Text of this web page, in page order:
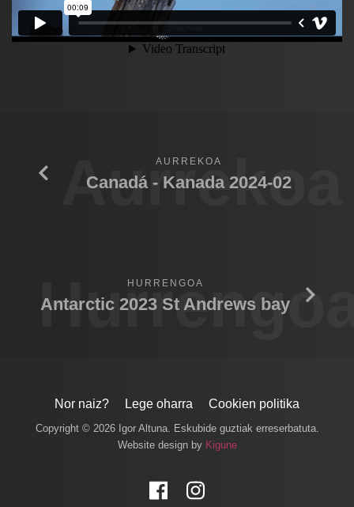
Aurrekoa
AURREKOA
Canadá - Kanada 2024-02
HURRENGOA
Antarctic 2023 St Andrews bay
Nor naiz? Lege oharra Cookien politika
Copyright © 2026 Igor Altuna. Eskubide guztiak erreserbatuta.
Website design by Kigune
Facebook
Instagram